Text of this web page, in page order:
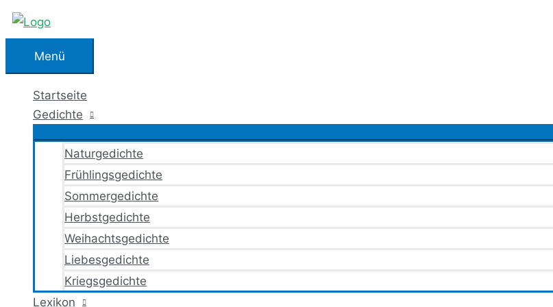
Zum
springenMenü
Menü
Startseite
Gedichte
Naturgedichte
Frühlingsgedichte
Sommergedichte
Herbstgedichte
Weihachtsgedichte
Liebesgedichte
Kriegsgedichte
Lexikon